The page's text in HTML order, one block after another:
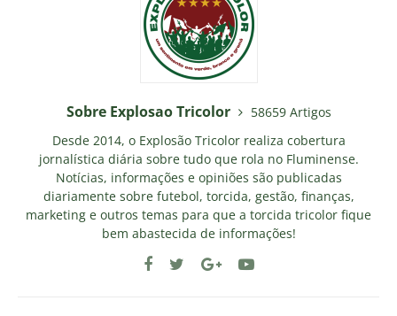
Sobre Explosao Tricolor
58659 Artigos
Desde 2014, o Explosão Tricolor realiza cobertura
jornalística diária sobre tudo que rola no Fluminense.
Notícias, informações e opiniões são publicadas
diariamente sobre futebol, torcida, gestão, finanças,
marketing e outros temas para que a torcida tricolor fique
bem abastecida de informações!